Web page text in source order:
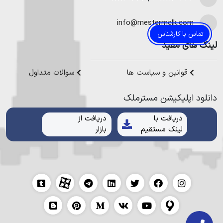
تماس با کارشناس
هموطنان عزیز خدمت کنیم.
info@mestermelk.com
لینک های مفید
قوانین و سیاست ها سوالات متداول
دانلود اپلیکیشن مستر‌ملک
دریافت با
لینک مستقیم
دریافت از
بازار